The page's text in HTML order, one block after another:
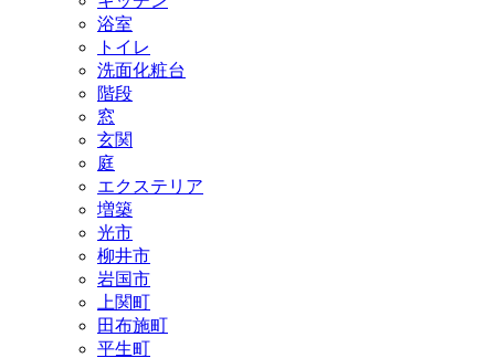
浴室
トイレ
洗面化粧台
階段
窓
玄関
庭
エクステリア
増築
光市
柳井市
岩国市
上関町
田布施町
平生町